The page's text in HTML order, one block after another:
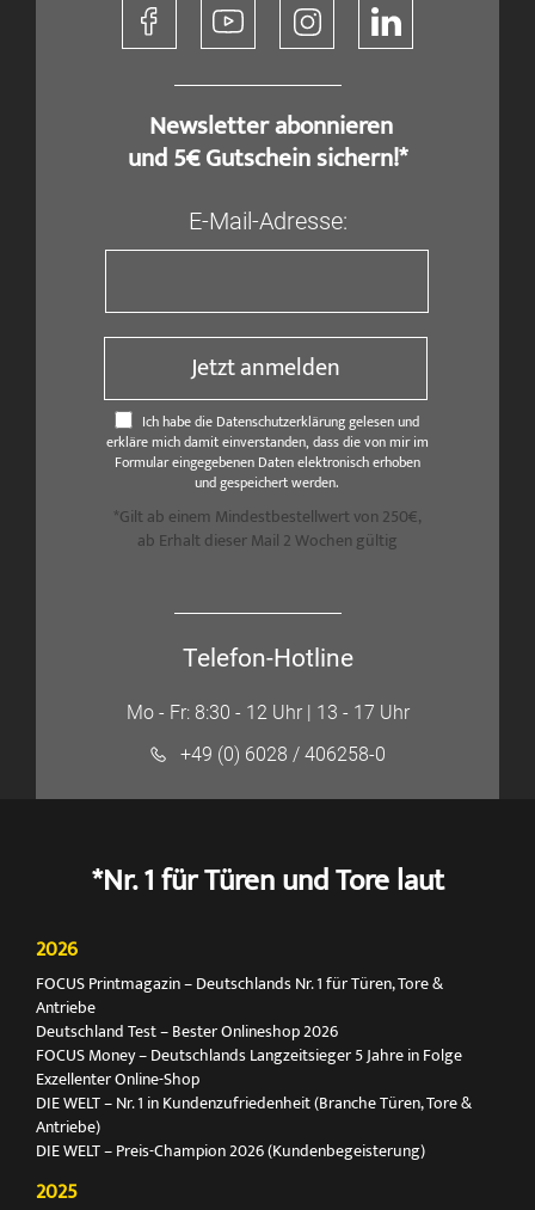
​ Newsletter abonnieren
und 5€ Gutschein sichern!*
E-Mail-Adresse:
Jetzt anmelden
Ich habe die Datenschutzerklärung gelesen und
erkläre mich damit einverstanden, dass die von mir im
Formular eingegebenen Daten elektronisch erhoben
und gespeichert werden.
*Gilt ab einem Mindestbestellwert von 250€,
ab Erhalt dieser Mail 2 Wochen gültig
Telefon-Hotline
Mo - Fr: 8:30 - 12 Uhr | 13 - 17 Uhr
+49 (0) 6028 / 406258-0
*Nr. 1 für Türen und Tore laut
2026
FOCUS Printmagazin – Deutschlands Nr. 1 für Türen, Tore &
Antriebe
Deutschland Test – Bester Onlineshop 2026
FOCUS Money – Deutschlands Langzeitsieger 5 Jahre in Folge
Exzellenter Online-Shop
DIE WELT – Nr. 1 in Kundenzufriedenheit (Branche Türen, Tore &
Antriebe)
DIE WELT – Preis-Champion 2026 (Kundenbegeisterung)
2025